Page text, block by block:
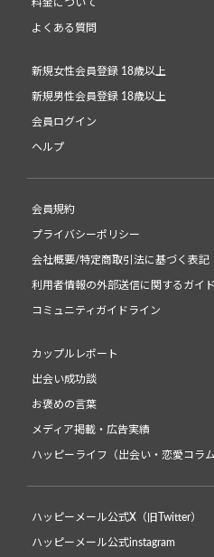
料金について
よくある質問
新規女性会員登録 18歳以上
新規男性会員登録 18歳以上
会員ログイン
ヘルプ
会員規約
プライバシーポリシー
会社概要/特定商取引法に基づく表記
利用者情報の外部送信に関するガイ
コミュニティガイドライン
カップルレポート
出会い成功談
お褒めの言葉
メディア掲載・広告実績
ハッピーライフ（出会い・恋愛コラム
ハッピーメール公式X（旧Twitter）
ハッピーメール公式instagram